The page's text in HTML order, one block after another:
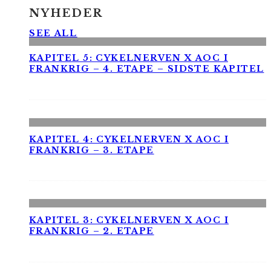
NYHEDER
SEE ALL
KAPITEL 5: CYKELNERVEN X AOC I
FRANKRIG – 4. ETAPE – SIDSTE KAPITEL
KAPITEL 4: CYKELNERVEN X AOC I
FRANKRIG – 3. ETAPE
KAPITEL 3: CYKELNERVEN X AOC I
FRANKRIG – 2. ETAPE